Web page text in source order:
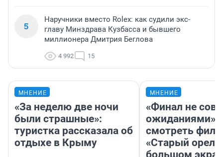
5
Наручники вместо Rolex: как судили экс-
главу Минздрава Кузбасса и бывшего
миллионера Дмитрия Беглова
4 992 15
МНЕНИЕ
«За неделю две ночи
были страшные»:
туристка рассказала об
отдыхе в Крыму
МНЕНИЕ
«Финал не
ожиданиями»:
смотреть
«Старый орел»
большом